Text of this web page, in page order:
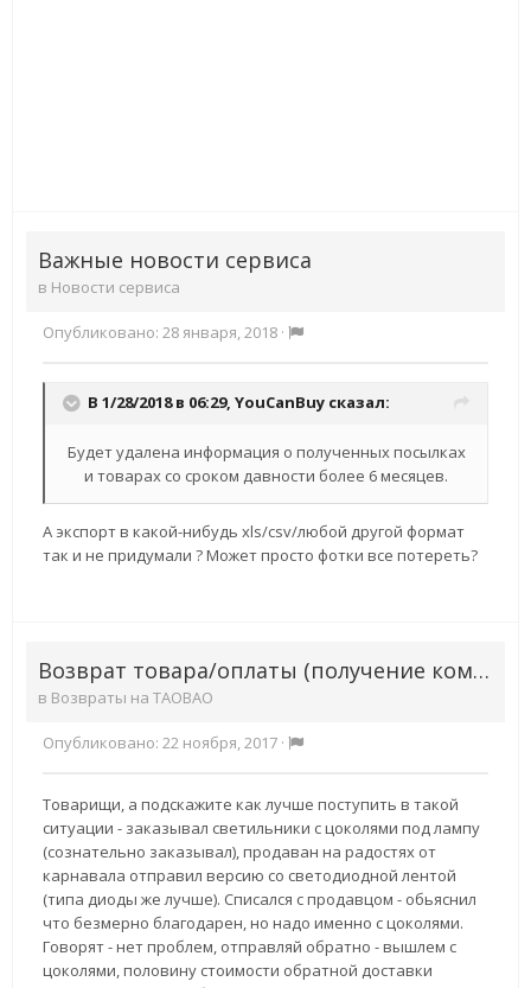
Важные новости сервиса
в Новости сервиса
Опубликовано: 28 января, 2018 ·
В 1/28/2018 в 06:29, YouCanBuy сказал:
Будет удалена информация о полученных посылках
и товарах со сроком давности более 6 месяцев.
А экспорт в какой-нибудь xls/csv/любой другой формат
так и не придумали ? Может просто фотки все потереть?
Возврат товара/оплаты (получение компенсации) на TAOBAO
в Возвраты на TAOBAO
Опубликовано: 22 ноября, 2017 ·
Товарищи, а подскажите как лучше поступить в такой
ситуации - заказывал светильники с цоколями под лампу
(сознательно заказывал), продаван на радостях от
карнавала отправил версию со светодиодной лентой
(типа диоды же лучше). Списался с продавцом - обьяснил
что безмерно благодарен, но надо именно с цоколями.
Говорят - нет проблем, отправляй обратно - вышлем с
цоколями, половину стоимости обратной доставки